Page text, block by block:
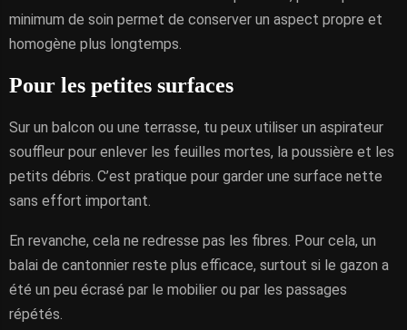
minimum de soin permet de conserver un aspect propre et
homogène plus longtemps.
Pour les petites surfaces
Sur un balcon ou une terrasse, tu peux utiliser un aspirateur
souffleur pour enlever les feuilles mortes, la poussière et les
petits débris. C’est pratique pour garder une surface nette
sans effort important.
En revanche, cela ne redresse pas les fibres. Pour cela, un
balai de cantonnier reste plus efficace, surtout si le gazon a
été un peu écrasé par le mobilier ou par les passages
répétés.